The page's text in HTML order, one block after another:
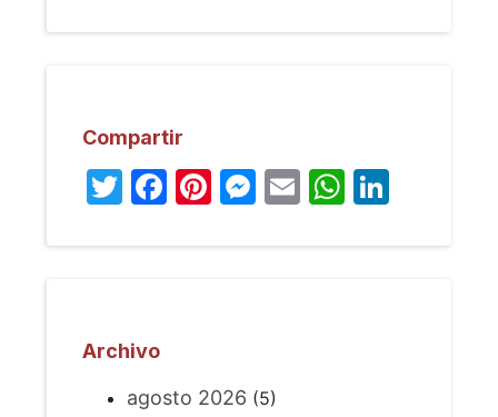
Compartir
Twitter
Facebook
Pinterest
Messenger
Email
Archivo
agosto 2026 (5)